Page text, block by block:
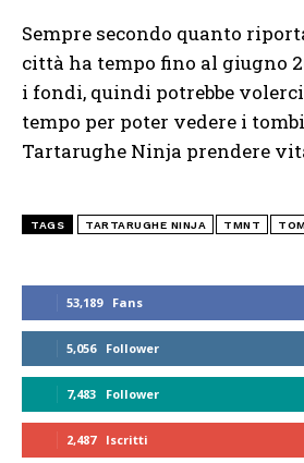
53,189 Fans
5,056 Follower
7,483 Follower
2,487 Iscritti
Sempre secondo quanto
città ha tempo fino al giugno
i fondi, quindi potrebbe volerci
tempo per poter vedere i
Tartarughe Ninja prendere
TAGS TARTARUGHE NINJA TMNT